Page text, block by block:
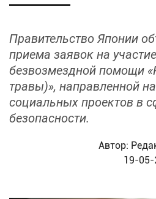
Правительство Японии
приема заявок на
безвозмездной помощи
травы)», направленной
социальных проектов в
безопасности.
Автор:
19-05-